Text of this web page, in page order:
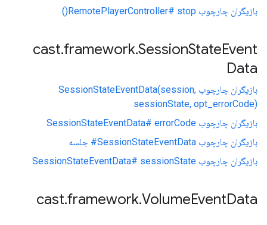
بازیگران چارچوب RemotePlayerController# stop()
cast.framework.SessionStateEvent
Data
بازیگران چارچوب SessionStateEventData(session,
sessionState, opt_errorCode)
بازیگران چارچوب SessionStateEventData# errorCode
بازیگران چارچوب SessionStateEventData# جلسه
بازیگران چارچوب SessionStateEventData# sessionState
cast.framework.VolumeEventData